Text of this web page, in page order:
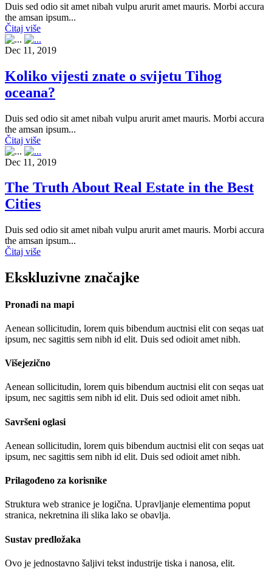
Duis sed odio sit amet nibah vulpu arurit amet mauris. Morbi accura
the amsan ipsum...
Čitaj više
Dec 11, 2019
Koliko vijesti znate o svijetu Tihog
oceana?
Duis sed odio sit amet nibah vulpu arurit amet mauris. Morbi accura
the amsan ipsum...
Čitaj više
Dec 11, 2019
The Truth About Real Estate in the Best
Cities
Duis sed odio sit amet nibah vulpu arurit amet mauris. Morbi accura
the amsan ipsum...
Čitaj više
Ekskluzivne značajke
Pronađi na mapi
Aenean sollicitudin, lorem quis bibendum auctnisi elit con seqas uat
ipsum, nec sagittis sem nibh id elit. Duis sed odioit amet nibh.
Višejezično
Aenean sollicitudin, lorem quis bibendum auctnisi elit con seqas uat
ipsum, nec sagittis sem nibh id elit. Duis sed odioit amet nibh.
Savršeni oglasi
Aenean sollicitudin, lorem quis bibendum auctnisi elit con seqas uat
ipsum, nec sagittis sem nibh id elit. Duis sed odioit amet nibh.
Prilagođeno za korisnike
Struktura web stranice je logična. Upravljanje elementima poput
stranica, nekretnina ili slika lako se obavlja.
Sustav predložaka
Ovo je jednostavno šaljivi tekst industrije tiska i nanosa, elit.